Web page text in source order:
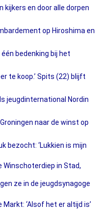
kijkers en door alle dorpen
op Hiroshima en
bedenking bij het
te koop.’ Spits (22) blijft
jeugdinternational Nordin
naar de winst op
bezocht: ‘Lukkien is mijn
Winschoterdiep in Stad,
ze in de jeugdsynagoge
‘Alsof het er altijd is’